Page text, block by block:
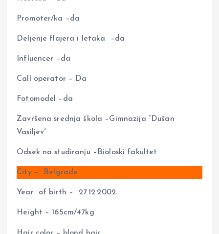
Promoter/ka –da
Deljenje flajera i letaka –da
Influencer –da
Call operator – Da
Fotomodel –da
Završena srednja škola –Gimnazija “Dušan
Vasiljev”
Odsek na studiranju –Bioloski fakultet
City – Belgrade
Year of birth – 27.12.2002.
Height – 165cm/47kg